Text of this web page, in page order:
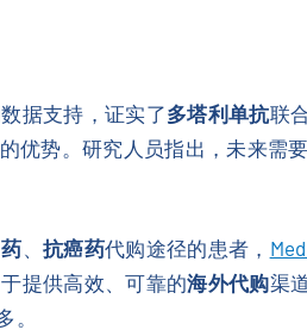
据支持，证实了多塔利单抗联
优势。研究人员指出，未来
、抗癌药代购途径的患者，
提供高效、可靠的海外代购渠
。